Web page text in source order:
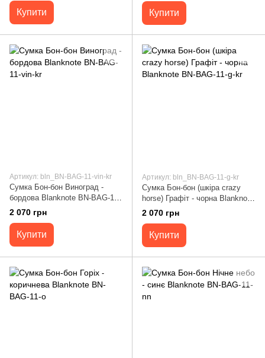
Купити Купити
Артикул: bln_BN-BAG-11-vin-kr
Сумка Бон-бон Виноград -
бордова Blanknote BN-BAG-11-
vin-kr
2 070 грн
Купити
Артикул: bln_BN-BAG-11-g-kr
Сумка Бон-бон (шкіра crazy
horse) Графіт - чорна Blanknote
BN-BAG-11-g-kr
2 070 грн
Купити